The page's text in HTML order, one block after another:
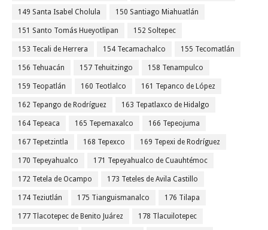
149 Santa Isabel Cholula 150 Santiago Miahuatlán
151 Santo Tomás Hueyotlipan 152 Soltepec
153 Tecali de Herrera 154 Tecamachalco 155 Tecomatlán
156 Tehuacán 157 Tehuitzingo 158 Tenampulco
159 Teopatlán 160 Teotlalco 161 Tepanco de López
162 Tepango de Rodríguez 163 Tepatlaxco de Hidalgo
164 Tepeaca 165 Tepemaxalco 166 Tepeojuma
167 Tepetzintla 168 Tepexco 169 Tepexi de Rodríguez
170 Tepeyahualco 171 Tepeyahualco de Cuauhtémoc
172 Tetela de Ocampo 173 Teteles de Avila Castillo
174 Teziutlán 175 Tianguismanalco 176 Tilapa
177 Tlacotepec de Benito Juárez 178 Tlacuilotepec